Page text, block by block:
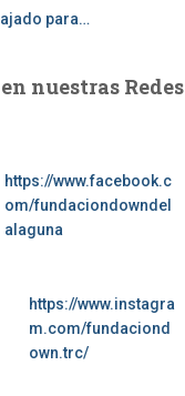
para…
nuestras Redes
https://www.facebook.c
om/fundaciondowndel
alaguna
https://www.instagra
m.com/fundaciond
own.trc/